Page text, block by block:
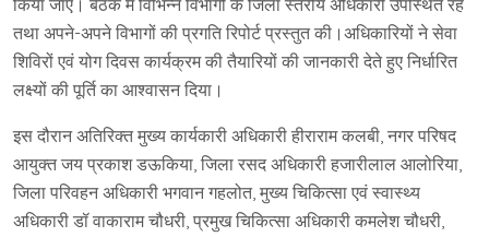
किया जाए। बैठक में विभिन्न विभागों के जिला स्तरीय अधिकारी उपस्थित रहे
तथा अपने-अपने विभागों की प्रगति रिपोर्ट प्रस्तुत की।अधिकारियों ने सेवा
शिविरों एवं योग दिवस कार्यक्रम की तैयारियों की जानकारी देते हुए निर्धारित
लक्ष्यों की पूर्ति का आश्वासन दिया।
इस दौरान अतिरिक्त मुख्य कार्यकारी अधिकारी हीराराम कलबी, नगर परिषद
आयुक्त जय प्रकाश डऊकिया, जिला रसद अधिकारी हजारीलाल आलोरिया,
जिला परिवहन अधिकारी भगवान गहलोत, मुख्य चिकित्सा एवं स्वास्थ्य
अधिकारी डॉ वाकाराम चौधरी, प्रमुख चिकित्सा अधिकारी कमलेश चौधरी,